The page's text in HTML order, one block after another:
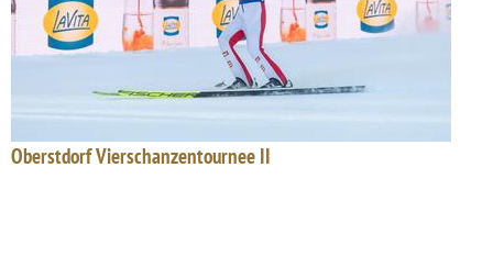
Oberstdorf Vierschanzentournee II